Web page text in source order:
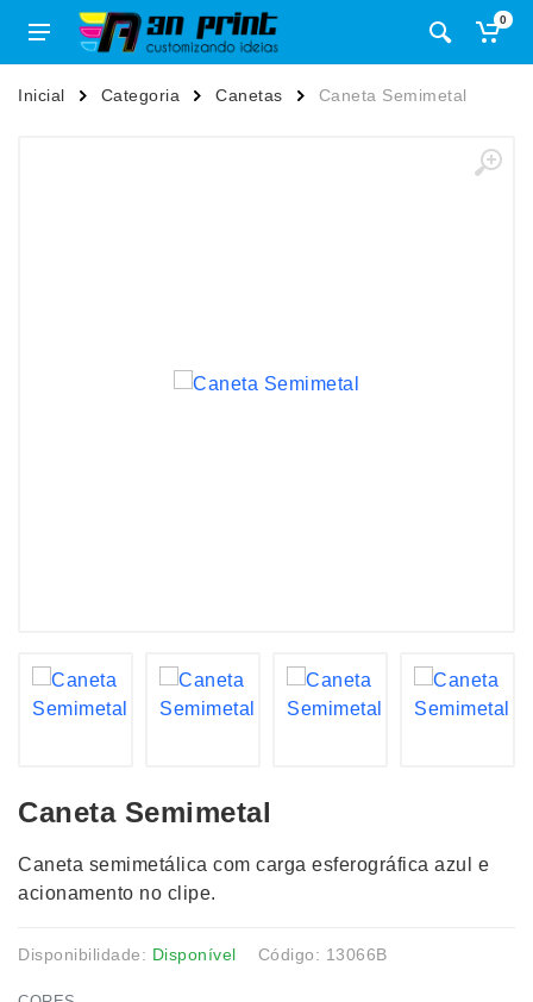
0
Inicial Categoria Canetas Caneta Semimetal
Caneta Semimetal
Caneta semimetálica com carga esferográfica azul e
acionamento no clipe.
Disponibilidade: Disponível Código: 13066B